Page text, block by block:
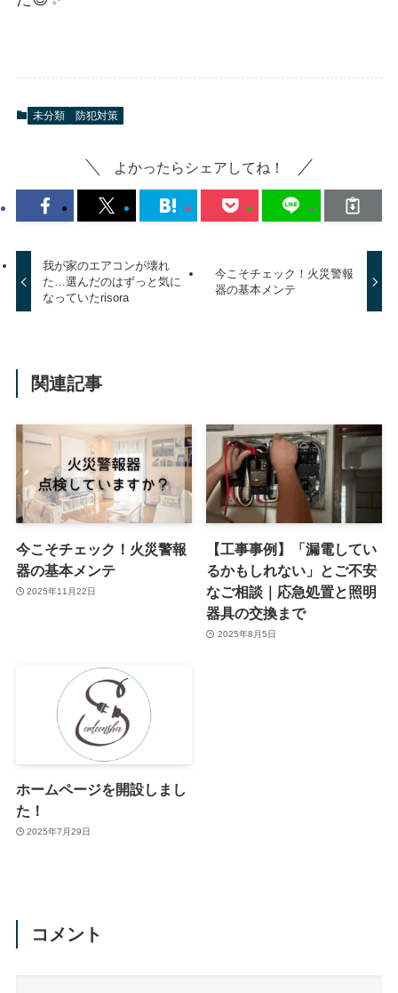
未分類 防犯対策
よかったらシェアしてね！
我が家のエアコンが壊れ
た…選んだのはずっと気に
なっていたrisora
今こそチェック！火災警報
器の基本メンテ
関連記事
今こそチェック！火災警報
器の基本メンテ
2025年11月22日
【工事事例】「漏電してい
るかもしれない」とご不安
なご相談｜応急処置と照明
器具の交換まで
2025年8月5日
ホームページを開設しまし
た！
2025年7月29日
コメント